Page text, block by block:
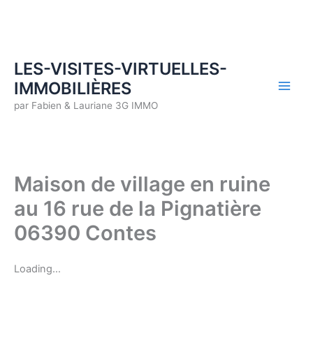
LES-VISITES-VIRTUELLES-
IMMOBILIÈRES
par Fabien & Lauriane 3G IMMO
Maison de village en ruine
au 16 rue de la Pignatière
06390 Contes
Loading…